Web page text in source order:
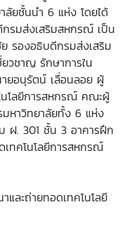
ลัยชั้นนำ 6 แห่ง โดยได้
รมส่งเสริมสหกรณ์ เป็น
รองอธิบดีกรมส่งเสริม
วชาญ รักษาการใน
อนุรัตน์ เลื่อนลอย ผู้
โลยีการสหกรณ์ คณะผู้
หาวิทยาลัยทั้ง 6 แห่ง
ฝ. 301 ชั้น 3 อาคารฝึก
ทคโนโลยีการสหกรณ์
ละถ่ายทอดเทคโนโลยี